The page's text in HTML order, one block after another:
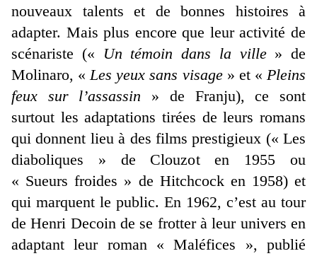
nouveaux talents et de bonnes histoires à
adapter. Mais plus encore que leur activité de
scénariste (« Un témoin dans la ville» de
Molinaro, «Les yeux sans visage» et «Pleins
feux sur l’assassin » de Franju), ce sont
surtout les adaptations tirées de leurs romans
qui donnent lieu à des films prestigieux (« Les
diaboliques » de Clouzot en 1955 ou
« Sueurs froides » de Hitchcock en 1958) et
qui marquent le public. En 1962, c’est au tour
de Henri Decoin de se frotter à leur univers en
adaptant leur roman « Maléfices », publié